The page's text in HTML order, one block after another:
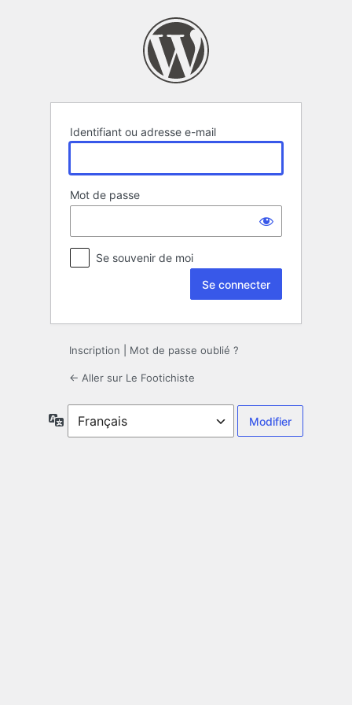
Identifiant ou adresse e-mail
Mot de passe
Se souvenir de moi
Inscription Mot de passe oublié ?
← Aller sur Le Footichiste
Langue